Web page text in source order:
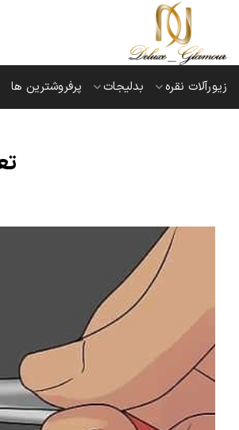
content
زیورآلات نقره بدلیجات پرفروشترین ها